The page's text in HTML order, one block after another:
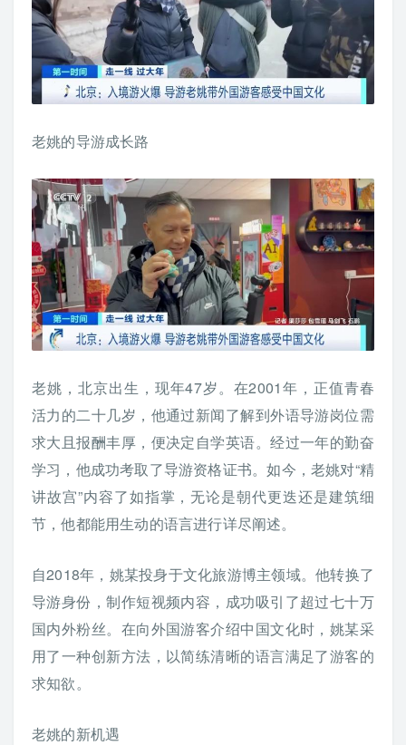
老姚的导游成长路
老姚，北京出生，现年47岁。在2001年，正值青春
活力的二十几岁，他通过新闻了解到外语导游岗位需
求大且报酬丰厚，便决定自学英语。经过一年的勤奋
学习，他成功考取了导游资格证书。如今，老姚对“精
讲故宫”内容了如指掌，无论是朝代更迭还是建筑细
节，他都能用生动的语言进行详尽阐述。
自2018年，姚某投身于文化旅游博主领域。他转换了
导游身份，制作短视频内容，成功吸引了超过七十万
国内外粉丝。在向外国游客介绍中国文化时，姚某采
用了一种创新方法，以简练清晰的语言满足了游客的
求知欲。
老姚的新机遇